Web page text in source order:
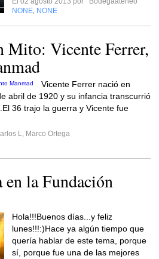
NONE NONE
Mito: Vicente Ferrer,
Vicente Ferrer nació en
abril de 1920 y su infancia transcurrió
36 trajo la guerra y Vicente fue
L, Marco Ortega
la Fundación
Hola!!!Buenos días...y feliz
lunes!!!:)Hace ya algún tiempo que
quería hablar de este tema, porque
sí, porque fue una de las mejores